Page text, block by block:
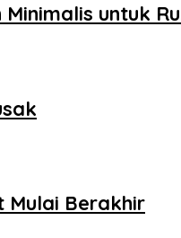
untuk
Mulai Berakhir